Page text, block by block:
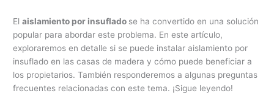
Elaislamiento por insuflado se ha convertido en una solución
popular para abordar este problema. En este artículo,
exploraremos en detalle si se puede instalar aislamiento por
insuflado en las casas de madera y cómo puede beneficiar a
los propietarios. También responderemos a algunas preguntas
frecuentes relacionadas con este tema. ¡Sigue leyendo!